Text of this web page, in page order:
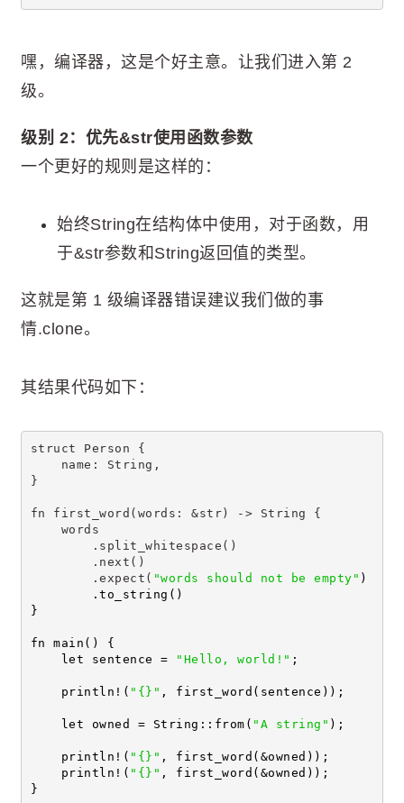
嘿，编译器，这是个好主意。让我们进入第 2
级。
级别 2：优先&str使用函数参数
一个更好的规则是这样的：
始终String在结构体中使用，对于函数，用
于&str参数和String返回值的类型。
这就是第 1 级编译器错误建议我们做的事
情.clone。
其结果代码如下：
struct Person {
name: String,
}
fn first_word(words: &str) -> String {
words
.split_whitespace()
.next()
.expect( "words should not be empty" )
.to_string()
}
fn main() {
let sentence =
"Hello, world!" ;
println!( "{}" , first_word(sentence));
let owned = String::from( "A string" );
println!( "{}" , first_word(&owned));
println!( "{}" , first_word(&owned));
}